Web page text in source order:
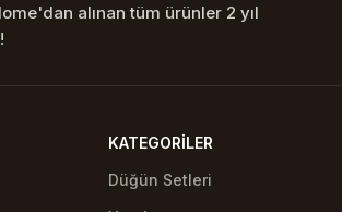
alınan tüm ürünler 2 yıl
KATEGORILER
Düğün Setleri